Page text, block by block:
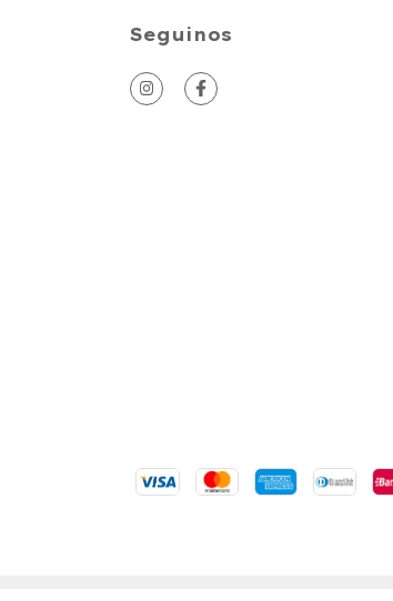
Seguinos